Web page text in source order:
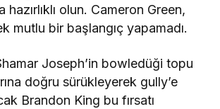
hazırlıklı olun. Cameron Green,
mutlu bir başlangıç yapamadı.
Joseph’in bowledüği topu
doğru sürükleyerek gully’e
Brandon King bu fırsatı